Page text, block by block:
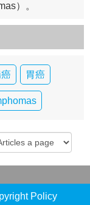
）。
胃癌
Policy